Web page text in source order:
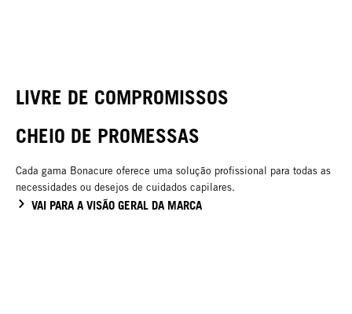
LIVRE DE COMPROMISSOS
CHEIO DE PROMESSAS
Cada gama Bonacure oferece uma solução profissional para todas as
necessidades ou desejos de cuidados capilares.
VAI PARA A VISÃO GERAL DA MARCA